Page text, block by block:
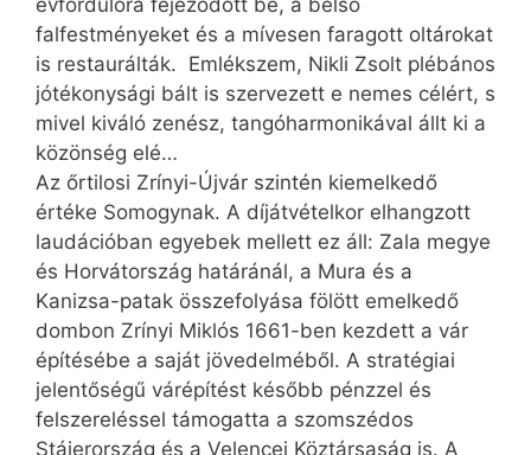
évfordulóra fejeződött be, a belső
falfestményeket és a mívesen faragott oltárokat
is restaurálták. Emlékszem, Nikli Zsolt plébános
jótékonysági bált is szervezett e nemes célért, s
mivel kiváló zenész, tangóharmonikával állt ki a
közönség elé…
Az őrtilosi Zrínyi-Újvár szintén kiemelkedő
értéke Somogynak. A díjátvételkor elhangzott
laudációban egyebek mellett ez áll: Zala megye
és Horvátország határánál, a Mura és a
Kanizsa-patak összefolyása fölött emelkedő
dombon Zrínyi Miklós 1661-ben kezdett a vár
építésébe a saját jövedelméből. A stratégiai
jelentőségű várépítést később pénzzel és
felszereléssel támogatta a szomszédos
Stájerország és a Velencei Köztársaság is. A